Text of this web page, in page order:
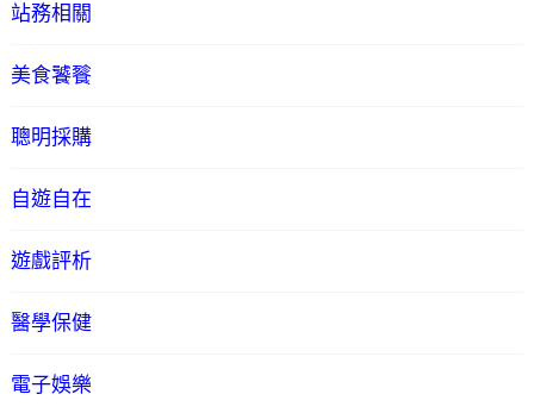
站務相關
美食饕餮
聰明採購
自遊自在
遊戲評析
醫學保健
電子娛樂